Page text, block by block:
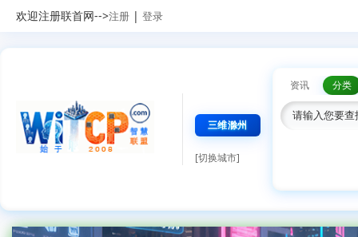
欢迎注册联首网-->注册 | 登录
三维滁州
[切换城市]
资讯 分类